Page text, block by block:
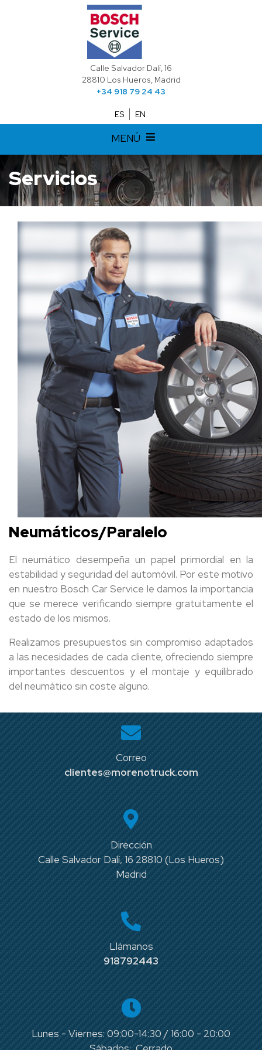
Calle Salvador Dalí, 16
28810 Los Hueros, Madrid
+34 918 79 24 43
ES EN
MENÚ
Servicios
Neumáticos/Paralelo
El neumático desempeña un papel primordial en la
estabilidad y seguridad del automóvil. Por este motivo
en nuestro Bosch Car Service le damos la importancia
que se merece verificando siempre gratuitamente el
estado de los mismos.
Realizamos presupuestos sin compromiso adaptados
a las necesidades de cada cliente, ofreciendo siempre
importantes descuentos y el montaje y equilibrado
del neumático sin coste alguno.
Correo
clientes@morenotruck.com
Dirección
Calle Salvador Dalí, 16 28810 (Los Hueros)
Madrid
Llámanos
918792443
Lunes - Viernes: 09:00-14:30 / 16:00 - 20:00